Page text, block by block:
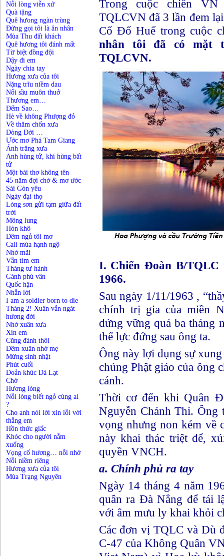
Nỗi lòng viễn xứ
Quà tặng
Quê hưong ngàn trùng
Đừng gọi tôi là ân nhân
Mùa Thu đất khách
Quê hương tôi đánh mất
Từ biệt đồng đội
Dậy đi em
Ngày chia tay
Hương xưa của tôi
Nặng trĩu niềm dau
Nổi sầu muôn thuở
Thương em…
Đếm Sao…
Hè về không Phượng đỏ
Về thăm chốn xưa
Dòng Đời …
Ước mơ Phá Tam Giang
Ánh trăng xưa
Anh hùng tử, khí hùng bất
tử
Một bài thơ không tên
45 năm đợi chờ & mơ ước
Sài Gòn yêu
Ngày đại thọ
Lòng sơn gửi tạm giữa đất
trời
Mông lung
Hòn khô
Đêm ngủ tôi mơ
Cali mùa hạnh ngộ
Nhớ mãi
Vẫn tìm em
Tháng tư hành
Gánh phù vân
Quốc hận
Nhắn lời
I am a soldier born to die
Tháng 2! Xuân vẫn ngát
hương đời
Nhớ xuân xưa
Xin em
Cũng đành thôi
Đêm xuân nhớ mẹ
Mừng sinh nhật
Phút cuối
Đoản khúc Đà Lạt
Chờ
Hương lòng
Nỗi lòng biết ngỏ cùng ai
?
Cho anh nói lời xin lỗi với
thằng em
Hồn thức giấc
Khóc cho người nằm
xuống
Vọng cố hương… nỗi nhớ
Nỗi niềm riêng
Hương xưa của tôi
Mùa Trạng Nguyên
Trong cuộc chiến
TQLCVN đã 3 lần đem
Cố Đố Huế trong cuộc
nhân tôi đã có mặt
TQLCVN.
I. Chiến Đoàn B/TQLC
1966.
Sau ngày 1/11/1963 ,
chính trị gia của miền
đứng vững quá ba tháng
thế lực đứng sau ông ta.
Ông này lợi dụng sự
chúng Phật giáo của ông
cánh.
Thời cơ đến khi Quân
Nguyễn Chánh Thi.
vọng nhưng non kém về
này khai thác triệt để,
quyền VNCH.
a. Chính phủ ra tay
Ngày 14 tháng 4 năm
quân ra Đà Nẳng để tái
với âm mưu ly khai khỏi
Các đơn vị TQLC và Dù
C-47 của Không Quân